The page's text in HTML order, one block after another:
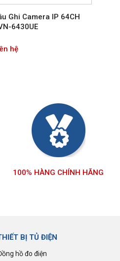
Ghi Camera IP 64CH
6430UE
hệ
100% HÀNG CHÍNH HÃNG
BỊ TỦ ĐIỆN
hồ đo điện